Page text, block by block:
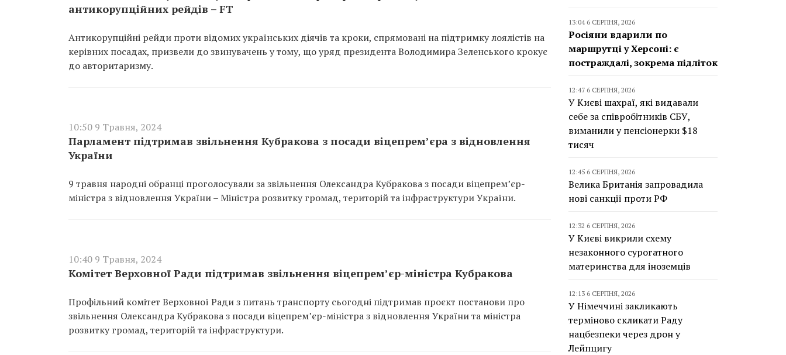
антикорупційних рейдів – FT
Антикорупційні рейди проти відомих українських діячів та кроки, спрямовані на підтримку лоялістів на
керівних посадах, призвели до звинувачень у тому, що уряд президента Володимира Зеленського крокує
до авторитаризму.
10:50 9 Травня, 2024
Парламент підтримав звільнення Кубракова з посади віцепрем’єра з відновлення
України
9 травня народні обранці проголосували за звільнення Олександра Кубракова з посади віцепрем’єр-
міністра з відновлення України – Міністра розвитку громад, територій та інфраструктури України.
10:40 9 Травня, 2024
Комітет Верховної Ради підтримав звільнення віцепрем’єр-міністра Кубракова
Профільний комітет Верховної Ради з питань транспорту сьогодні підтримав проєкт постанови про
звільнення Олександра Кубракова з посади віцепрем’єр-міністра з відновлення України та міністра
розвитку громад, територій та інфраструктури.
13:04 6 СЕРПНЯ, 2026
Росіяни вдарили по
маршрутці у Херсоні: є
постраждалі, зокрема підліток
12:47 6 СЕРПНЯ, 2026
У Києві шахраї, які видавали
себе за співробітників СБУ,
виманили у пенсіонерки $18
тисяч
12:45 6 СЕРПНЯ, 2026
Велика Британія запровадила
нові санкції проти РФ
12:32 6 СЕРПНЯ, 2026
У Києві викрили схему
незаконного сурогатного
материнства для іноземців
12:13 6 СЕРПНЯ, 2026
У Німеччині закликають
терміново скликати Раду
нацбезпеки через дрон у
Лейпцигу